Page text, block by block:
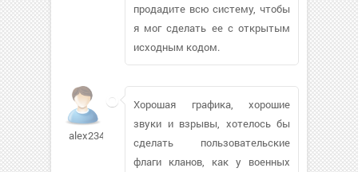
продадите всю систему, чтобы
я мог сделать ее с открытым
исходным кодом.
alex2345315
Хорошая графика, хорошие
звуки и взрывы, хотелось бы
сделать пользовательские
флаги кланов, как у военных